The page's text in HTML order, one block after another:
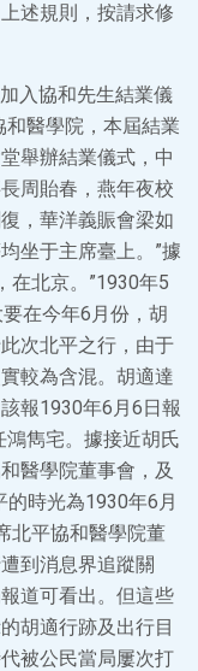
述規則，按請求修
入協和先生結業儀
和醫學院，本屆結業
舉辦結業儀式，中
周貽春，燕年夜校
，華洋義賑會梁如
坐于主席臺上。”據
在北京。”1930年5
在今年6月份，胡
次北平之行，由于
較為含混。胡適達
報1930年6月6日報
鴻雋宅。據接近胡氏
醫學院董事會，及
的時光為1930年6月
北平協和醫學院董
到消息界追蹤關
道可看出。但這些
胡適行跡及出行目
被公民當局屢次打